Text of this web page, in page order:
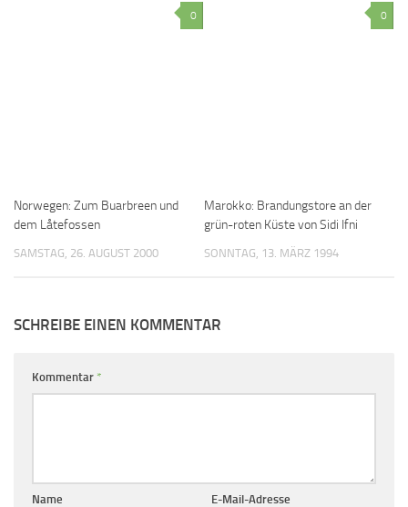
0
Norwegen: Zum Buarbreen und
dem Låtefossen
SAMSTAG, 26. AUGUST 2000
0
Marokko: Brandungstore an der
grün-roten Küste von Sidi Ifni
SONNTAG, 13. MÄRZ 1994
SCHREIBE EINEN KOMMENTAR
Kommentar *
Name E-Mail-Adresse